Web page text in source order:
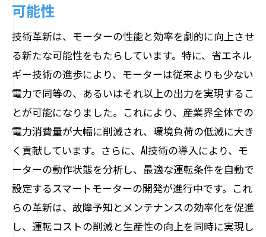
持続可能なエネルギー供給に向けたモー
ターの役割
再生可能エネルギーとモーターのシナジ
ー効果
環境に優しいエネルギー活用とモーター
の連携
産業用モーターと再生可能エネルギーの
未来
エネルギー転換を支えるモーター技術
持続可能な生産を支える可変速モーターの力
可変速モーターがもたらす生産効率の向
可能性
技術革新は、モーターの性能と効率を劇的に向上させ
る新たな可能性をもたらしています。特に、省エネル
ギー技術の進歩により、モーターは従来よりも少ない
電力で同等の、あるいはそれ以上の出力を実現するこ
とが可能になりました。これにより、産業界全体での
電力消費量が大幅に削減され、環境負荷の低減に大き
く貢献しています。さらに、AI技術の導入により、モ
ーターの動作状態を分析し、最適な運転条件を自動で
設定するスマートモーターの開発が進行中です。これ
らの革新は、故障予知とメンテナンスの効率化を促進
し、運転コストの削減と生産性の向上を同時に実現し